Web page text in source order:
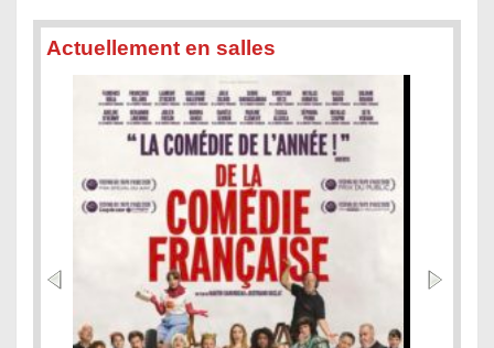
Actuellement en salles